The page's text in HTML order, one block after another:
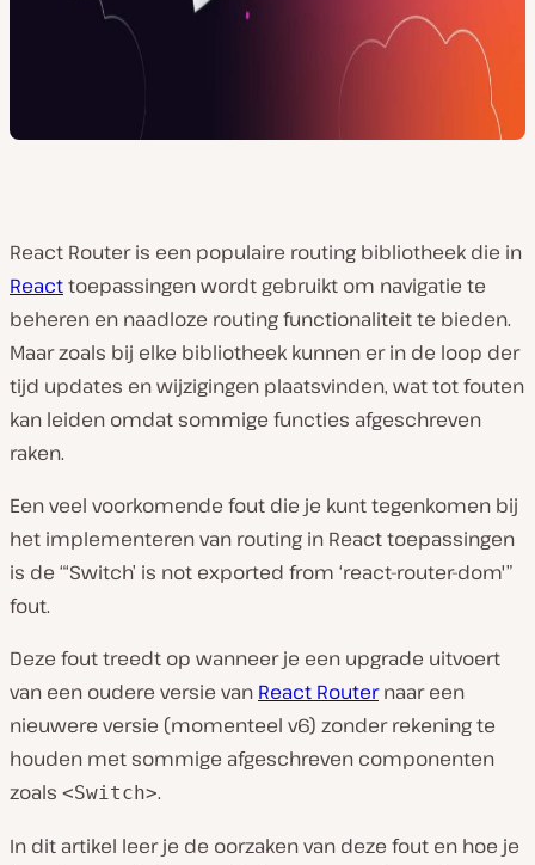
React Router is een populaire routing bibliotheek die in
Reacttoepassingen wordt gebruikt om navigatie te
beheren en naadloze routing functionaliteit te bieden.
Maar zoals bij elke bibliotheek kunnen er in de loop der
tijd updates en wijzigingen plaatsvinden, wat tot fouten
kan leiden omdat sommige functies afgeschreven
raken.
Een veel voorkomende fout die je kunt tegenkomen bij
het implementeren van routing in React toepassingen
is de “‘Switch’ is not exported from ‘react-router-dom'”
fout.
Deze fout treedt op wanneer je een upgrade uitvoert
van een oudere versie van React Routernaar een
nieuwere versie (momenteel v6) zonder rekening te
houden met sommige afgeschreven componenten
zoals <Switch>.
In dit artikel leer je de oorzaken van deze fout en hoe je